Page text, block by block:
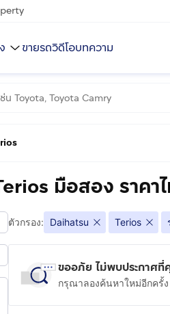
ขายรถวิดีโอบทความ
มือสอง ราคา
ตัวกรอง: Daihatsu Terios
ขออภัย ไม่พบประกาศ
กรุณาลองค้นหาใหม่อีกครั้ง